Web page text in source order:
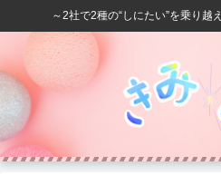
～2社で2種の“しにたい”を乗り越